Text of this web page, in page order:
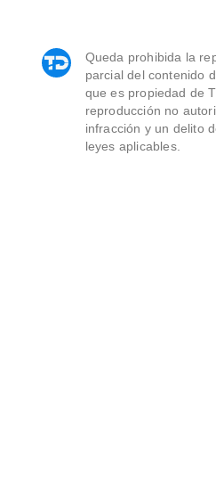
Queda prohibida la
parcial del contenido
que es propiedad de
reproducción no
infracción y un delito
leyes aplicables.